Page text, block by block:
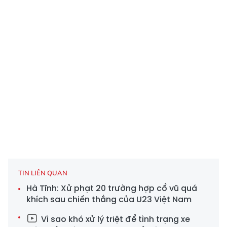
TIN LIÊN QUAN
Hà Tĩnh: Xử phạt 20 trường hợp cổ vũ quá
khích sau chiến thắng của U23 Việt Nam
Vì sao khó xử lý triệt để tình trạng xe